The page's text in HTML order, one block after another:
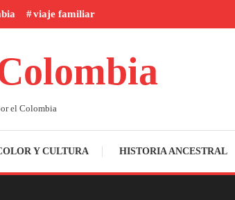
viaje familiar
el Colombia
Y CULTURA HISTORIA ANCESTRAL